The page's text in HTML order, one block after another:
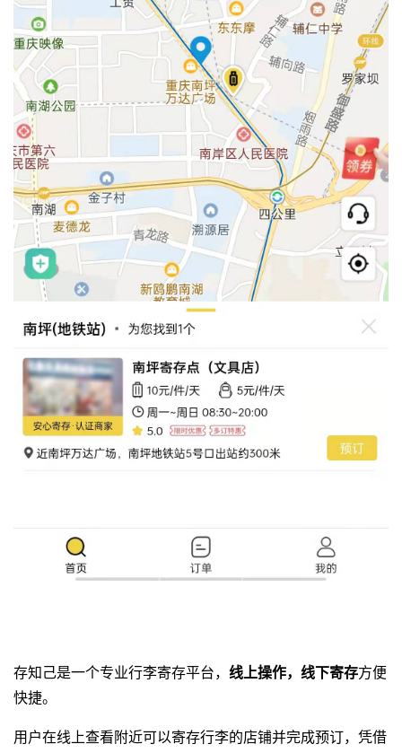
存知己是一个专业行李寄存平台， 线上操作，线下寄存方便
快捷。
用户在线上查看附近可以寄存行李的店铺并完成预订，凭借